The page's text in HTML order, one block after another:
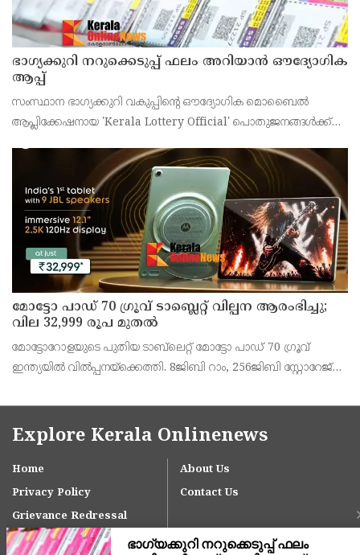
ഭാഗ്യക്കുറി നറുക്കെടുപ്പ് ഫലം അറിയാൻ ഔദ്യോഗിക
ആപ്പ്
സംസ്ഥാന ഭാഗ്യക്കുറി വകുപ്പിന്റെ ഔദ്യോഗിക മൊബൈൽ
ആപ്ലിക്കേഷനായ 'Kerala Lottery Official' പൊതുജനങ്ങൾക്ക്
അഞ്ജു കെ എസ് അറിയിച്ചു.
മോട്ടോ പാഡ് 70 ഗ്രൂവ് ടാബ്ലെറ്റ് വില്പന ആരംഭിച്ചു;
വില 32,999 രൂപ മുതൽ
മോട്ടോറോളയുടെ പുതിയ ടാബ്‌ലെറ്റ് മോട്ടോ പാഡ് 70 ഗ്രൂവ്
ഇന്ത്യയിൽ വിൽപ്പനയ്‌ക്കെത്തി. 8ജിബി റാം, 256ജിബി സ്റ്റോറേജ്
ഉൾപ്പെടെ 32,999 രൂപയാണ് ഫലപ്രദമായ
Explore Kerala Onlinenews
Home
About Us
Privacy Policy
Contact Us
Grievance Redressal